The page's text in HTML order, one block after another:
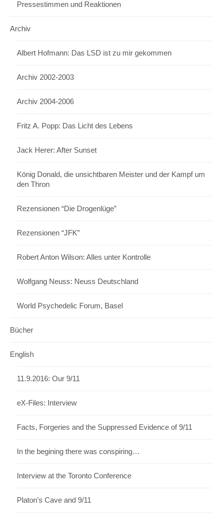
Pressestimmen und Reaktionen
Archiv
Albert Hofmann: Das LSD ist zu mir gekommen
Archiv 2002-2003
Archiv 2004-2006
Fritz A. Popp: Das Licht des Lebens
Jack Herer: After Sunset
König Donald, die unsichtbaren Meister und der Kampf um
den Thron
Rezensionen “Die Drogenlüge”
Rezensionen “JFK”
Robert Anton Wilson: Alles unter Kontrolle
Wolfgang Neuss: Neuss Deutschland
World Psychedelic Forum, Basel
Bücher
English
11.9.2016: Our 9/11
eX-Files: Interview
Facts, Forgeries and the Suppressed Evidence of 9/11
In the begining there was conspiring…
Interview at the Toronto Conference
Platon’s Cave and 9/11